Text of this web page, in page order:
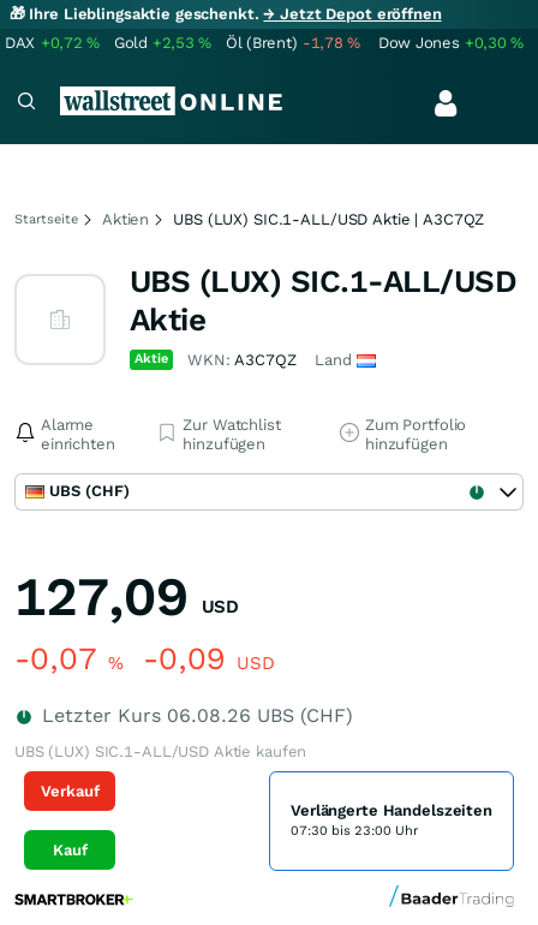
🎁 Ihre Lieblingsaktie geschenkt.→ Jetzt Depot eröffnen
DAX +0,72% Gold +2,53% Öl (Brent) -1,78% Dow Jones +0,30%
Startseite Aktien UBS (LUX) SIC.1-ALL/USD Aktie | A3C7QZ
UBS (LUX) SIC.1-ALL/USD
Aktie
Aktie WKN:A3C7QZ Land
Alarme
einrichten
Zur Watchlist
hinzufügen
Zum Portfolio
hinzufügen
UBS (CHF)
127,09 USD
-0,07 % -0,09 USD
Letzter Kurs 06.08.26 UBS (CHF)
UBS (LUX) SIC.1-ALL/USD Aktie kaufen
Verkauf
Kauf
Verlängerte Handelszeiten
07:30 bis 23:00 Uhr